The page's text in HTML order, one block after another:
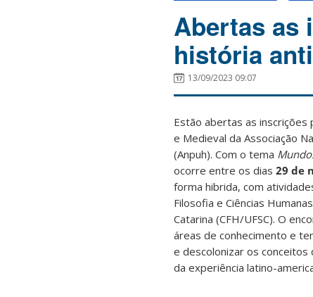
Abertas as
história
13/09/2023 09:07
Estão abertas as inscrições
e Medieval da Associação
(Anpuh). Com o tema
ocorre entre os dias 29 de
forma hibrida, com
Filosofia e Ciências
Catarina (CFH/UFSC). O
áreas de conhecimento e
e descolonizar os
da experiência latino-